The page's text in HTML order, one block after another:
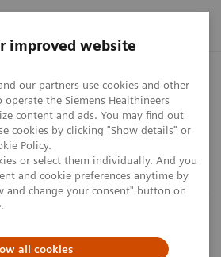
improved website
our partners use cookies and other
the Siemens Healthineers
content and ads. You may find out
cookies by clicking "Show details" or
Policy.
or select them individually. And you
and cookie preferences anytime by
and change your consent" button on
all cookies
Presseinformationen Der
partnerschaft
Gesundheits-
– ANregiomed